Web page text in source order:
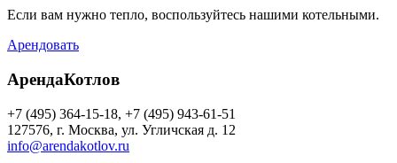
Если вам нужно тепло, воспользуйтесь нашими котельными.
Арендовать
АрендаКотлов
+7 (495) 364-15-18, +7 (495) 943-61-51
127576, г. Москва, ул. Угличская д. 12
info@arendakotlov.ru